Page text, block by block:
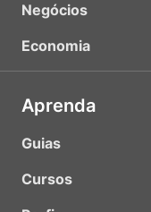
Negócios
Economia
Aprenda
Guias
Cursos